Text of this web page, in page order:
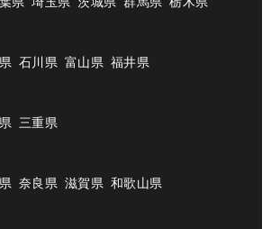
石川県 富山県 福井県
三重県
奈良県 滋賀県 和歌山県